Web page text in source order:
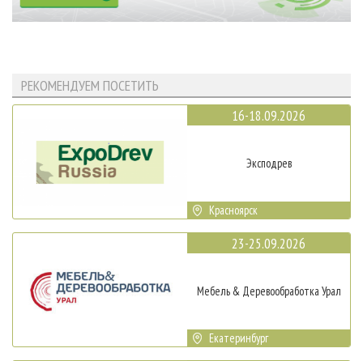
РЕКОМЕНДУЕМ ПОСЕТИТЬ
16-18.09.2026
Эксподрев
Красноярск
23-25.09.2026
Мебель & Деревообработка Урал
Екатеринбург